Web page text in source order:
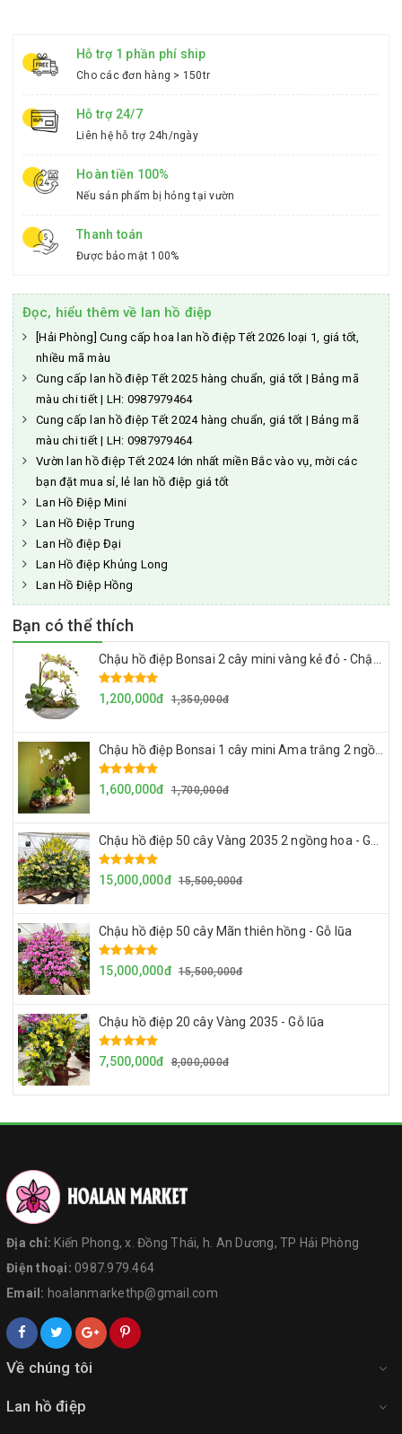
Hỗ trợ 1 phần phí ship
Cho các đơn hàng > 150tr
Hỗ trợ 24/7
Liên hệ hỗ trợ 24h/ngày
Hoàn tiền 100%
Nếu sản phẩm bị hỏng tại vườn
Thanh toán
Được bảo mật 100%
Đọc, hiểu thêm về lan hồ điệp
[Hải Phòng] Cung cấp hoa lan hồ điệp Tết 2026 loại 1, giá tốt,
nhiều mã màu
Cung cấp lan hồ điệp Tết 2025 hàng chuẩn, giá tốt | Bảng mã
màu chi tiết | LH: 0987979464
Cung cấp lan hồ điệp Tết 2024 hàng chuẩn, giá tốt | Bảng mã
màu chi tiết | LH: 0987979464
Vườn lan hồ điệp Tết 2024 lớn nhất miền Bắc vào vụ, mời các
bạn đặt mua sỉ, lẻ lan hồ điệp giá tốt
Lan Hồ Điệp Mini
Lan Hồ Điệp Trung
Lan Hồ điệp Đại
Lan Hồ điệp Khủng Long
Lan Hồ Điệp Hồng
Bạn có thể thích
1,200,000đ 1,350,000đ
1,600,000đ 1,700,000đ
15,000,000đ 15,500,000đ
Chậu hồ điệp 50 cây Mãn thiên hồng - Gỗ lũa
15,000,000đ 15,500,000đ
Chậu hồ điệp 20 cây Vàng 2035 - Gỗ lũa
7,500,000đ 8,000,000đ
Địa chỉ: Kiến Phong, x. Đồng Thái, h. An Dương, TP Hải Phòng
Điện thoại: 0987.979.464
Email: hoalanmarkethp@gmail.com
Về chúng tôi
Lan hồ điệp